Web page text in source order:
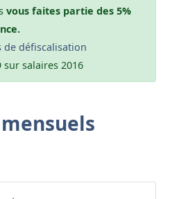
vous faites partie des 5%
de défiscalisation
salaires 2016